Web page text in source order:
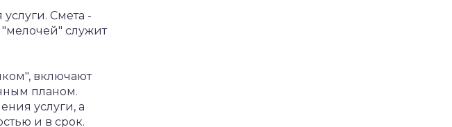
Смета -
служит
включают
планом.
услуги, а
и в срок.